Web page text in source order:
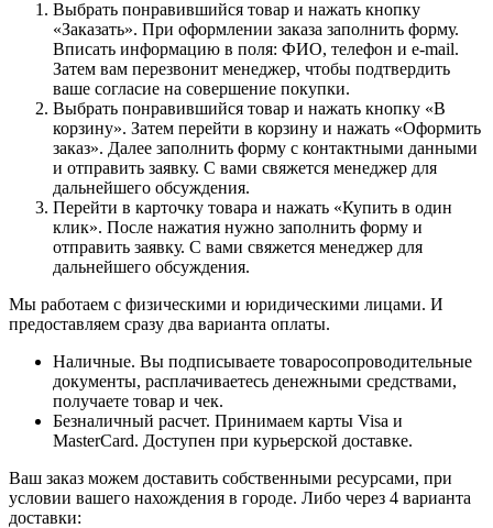
Выбрать понравившийся товар и нажать кнопку
«Заказать». При оформлении заказа заполнить форму.
Вписать информацию в поля: ФИО, телефон и e-mail.
Затем вам перезвонит менеджер, чтобы подтвердить
ваше согласие на совершение покупки.
Выбрать понравившийся товар и нажать кнопку «В
корзину». Затем перейти в корзину и нажать «Оформить
заказ». Далее заполнить форму с контактными данными
и отправить заявку. С вами свяжется менеджер для
дальнейшего обсуждения.
Перейти в карточку товара и нажать «Купить в один
клик». После нажатия нужно заполнить форму и
отправить заявку. С вами свяжется менеджер для
дальнейшего обсуждения.
Мы работаем с физическими и юридическими лицами. И
предоставляем сразу два варианта оплаты.
Наличные. Вы подписываете товаросопроводительные
документы, расплачиваетесь денежными средствами,
получаете товар и чек.
Безналичный расчет. Принимаем карты Visa и
MasterCard. Доступен при курьерской доставке.
Ваш заказ можем доставить собственными ресурсами, при
условии вашего нахождения в городе. Либо через 4 варианта
доставки: